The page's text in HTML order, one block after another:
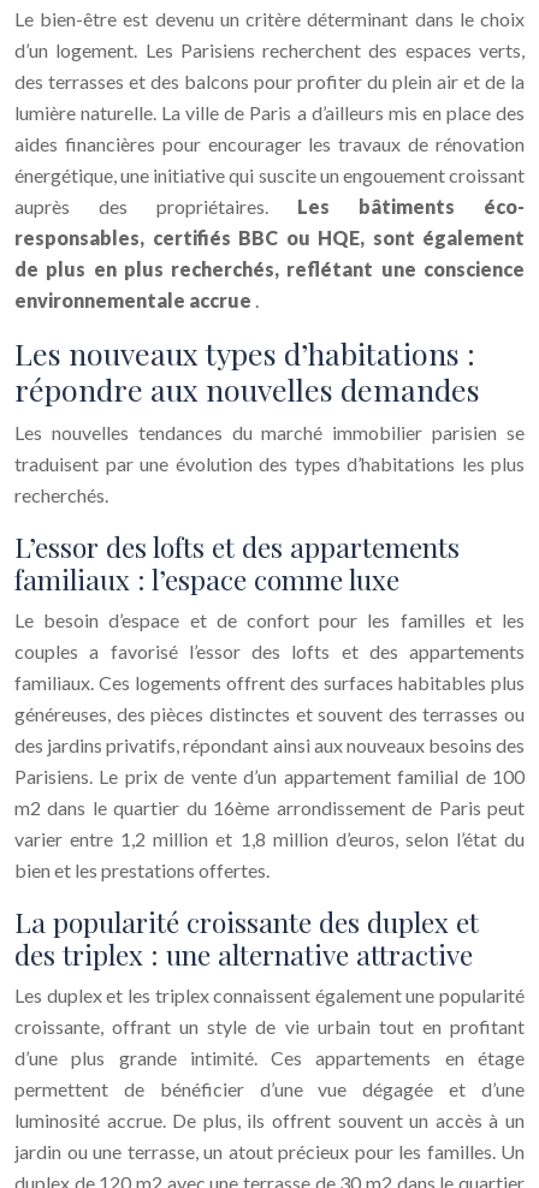
Le bien-être est devenu un critère déterminant dans le choix
d’un logement. Les Parisiens recherchent des espaces verts,
des terrasses et des balcons pour profiter du plein air et de la
lumière naturelle. La ville de Paris a d’ailleurs mis en place des
aides financières pour encourager les travaux de rénovation
énergétique, une initiative qui suscite un engouement croissant
auprès des propriétaires. Les bâtiments éco-
responsables, certifiés BBC ou HQE, sont également
de plus en plus recherchés, reflétant une conscience
environnementale accrue .
Les nouveaux types d’habitations :
répondre aux nouvelles demandes
Les nouvelles tendances du marché immobilier parisien se
traduisent par une évolution des types d’habitations les plus
recherchés.
L’essor des lofts et des appartements
familiaux : l’espace comme luxe
Le besoin d’espace et de confort pour les familles et les
couples a favorisé l’essor des lofts et des appartements
familiaux. Ces logements offrent des surfaces habitables plus
généreuses, des pièces distinctes et souvent des terrasses ou
des jardins privatifs, répondant ainsi aux nouveaux besoins des
Parisiens. Le prix de vente d’un appartement familial de 100
m2 dans le quartier du 16ème arrondissement de Paris peut
varier entre 1,2 million et 1,8 million d’euros, selon l’état du
bien et les prestations offertes.
La popularité croissante des duplex et
des triplex : une alternative attractive
Les duplex et les triplex connaissent également une popularité
croissante, offrant un style de vie urbain tout en profitant
d’une plus grande intimité. Ces appartements en étage
permettent de bénéficier d’une vue dégagée et d’une
luminosité accrue. De plus, ils offrent souvent un accès à un
jardin ou une terrasse, un atout précieux pour les familles. Un
duplex de 120 m2 avec une terrasse de 30 m2 dans le quartier